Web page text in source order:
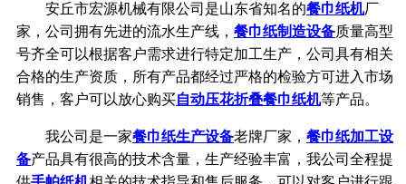
安丘市宏源机械有限公司是山东省知名的餐巾纸机厂
家，公司拥有先进的流水生产线， 餐巾纸制造设备质量高型
号齐全可以根据客户需求进行特定加工生产，公司具有相关
合格的生产资质，所有产品都经过严格的检验方可进入市场
销售，客户可以放心购买自动压花折叠餐巾纸机等产品。
我公司是一家餐巾纸生产设备老牌厂家， 餐巾纸加工设
备产品具有很高的技术含量，生产经验丰富，我公司全程提